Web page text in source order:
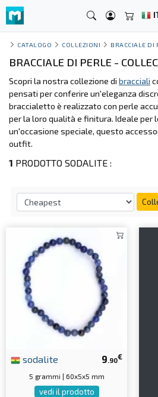
CATALOGO COLLEZIONI BRACCIALE DI
BRACCIALE DI PERLE -
Scopri la nostra collezione di bracciali
pensati per conferire un'eleganza
braccialetto è realizzato con perle
per la loro qualità e finitura. Ideale per
un'occasione speciale, questo
outfit.
1 PRODOTTO SODALITE :
9.90€
sodalite
5 grammi | 60x5x5 mm
vedi il prodotto